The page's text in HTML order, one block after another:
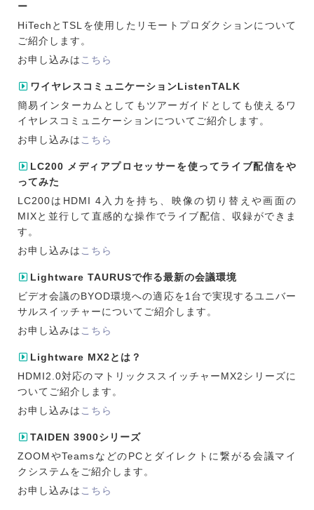
ー
HiTechとTSLを使用したリモートプロダクションについて
ご紹介します。
お申し込みは こちら
ワイヤレスコミュニケーションListenTALK
簡易インターカムとしてもツアーガイドとしても使えるワ
イヤレスコミュニケーションについてご紹介します。
お申し込みは こちら
LC200 メディアプロセッサーを使ってライブ配信をや
ってみた
LC200はHDMI 4入力を持ち、映像の切り替えや画面の
MIXと並行して直感的な操作でライブ配信、収録ができま
す。
お申し込みは こちら
Lightware TAURUSで作る最新の会議環境
ビデオ会議のBYOD環境への適応を1台で実現するユニバー
サルスイッチャーについてご紹介します。
お申し込みは こちら
Lightware MX2とは？
HDMI2.0対応のマトリックススイッチャーMX2シリーズに
ついてご紹介します。
お申し込みは こちら
TAIDEN 3900シリーズ
ZOOMやTeamsなどのPCとダイレクトに繋がる会議マイ
クシステムをご紹介します。
お申し込みは こちら